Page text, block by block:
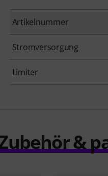
Artikelnummer
Stromversorgung
Limiter
&